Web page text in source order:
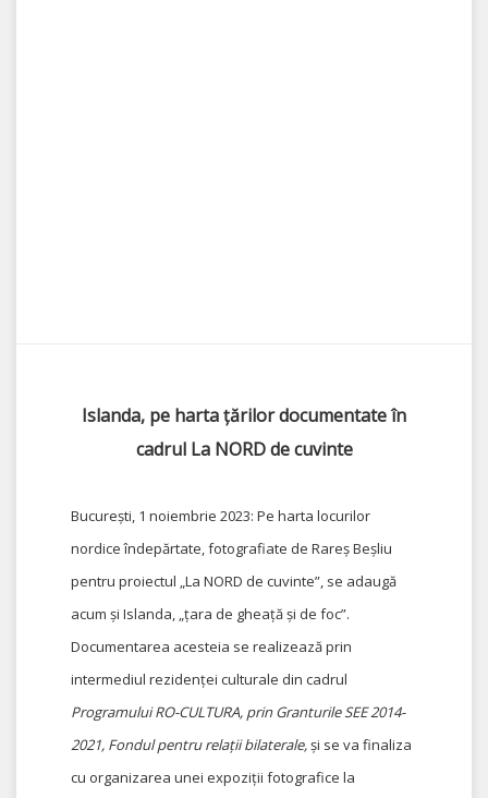
Islanda, pe harta țărilor documentate în
cadrul La NORD de cuvinte
București, 1 noiembrie 2023: Pe harta locurilor
nordice îndepărtate, fotografiate de Rareș Beșliu
pentru proiectul „La NORD de cuvinte”, se adaugă
acum și Islanda, „țara de gheață și de foc”.
Documentarea acesteia se realizează prin
intermediul rezidenței culturale din cadrul
Programului RO-CULTURA, prin Granturile SEE 2014-
2021, Fondul pentru relații bilaterale,și se va finaliza
cu organizarea unei expoziții fotografice la